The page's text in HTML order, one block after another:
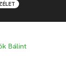
Bálint